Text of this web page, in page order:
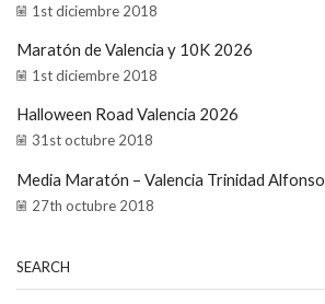
1st diciembre 2018
Maratón de Valencia y 10K 2026
1st diciembre 2018
Halloween Road Valencia 2026
31st octubre 2018
Media Maratón – Valencia Trinidad Alfonso
27th octubre 2018
SEARCH